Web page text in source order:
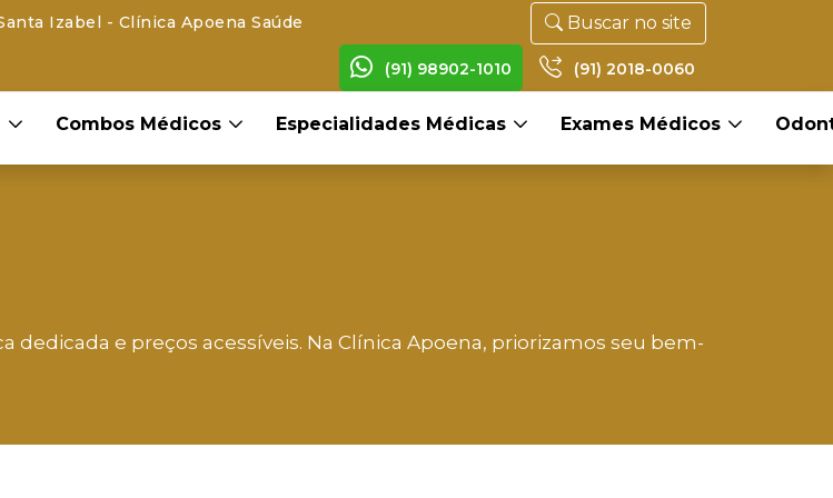
Izabel - Clínica Apoena Saúde Buscar no site
(91) 2018-0060
(91) 98902-1010
Combos Médicos Especialidades Médicas Exames Médicos
e preços acessíveis. Na Clínica Apoena, priorizamos seu bem-